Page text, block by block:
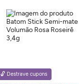
🔓 Destrave cupons